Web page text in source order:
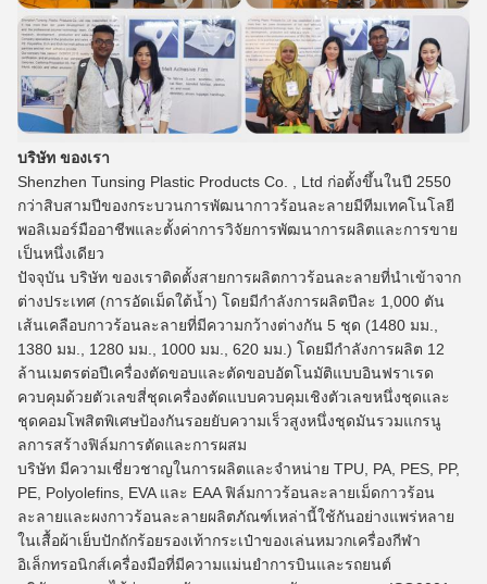
บริษัท ของเรา
Shenzhen Tunsing Plastic Products Co. , Ltd ก่อตั้งขึ้นในปี 2550
กว่าสิบสามปีของกระบวนการพัฒนากาวร้อนละลายมีทีมเทคโนโลยี
พอลิเมอร์มืออาชีพและตั้งค่าการวิจัยการพัฒนาการผลิตและการขาย
เป็นหนึ่งเดียว
ปัจจุบัน บริษัท ของเราติดตั้งสายการผลิตกาวร้อนละลายที่นำเข้าจาก
ต่างประเทศ (การอัดเม็ดใต้น้ำ) โดยมีกำลังการผลิตปีละ 1,000 ตัน
เส้นเคลือบกาวร้อนละลายที่มีความกว้างต่างกัน 5 ชุด (1480 มม.,
1380 มม., 1280 มม., 1000 มม., 620 มม.) โดยมีกำลังการผลิต 12
ล้านเมตรต่อปีเครื่องตัดขอบและตัดขอบอัตโนมัติแบบอินฟราเรด
ควบคุมด้วยตัวเลขสี่ชุดเครื่องตัดแบบควบคุมเชิงตัวเลขหนึ่งชุดและ
ชุดคอมโพสิตพิเศษป้องกันรอยยับความเร็วสูงหนึ่งชุดมันรวมแกรนู
ลการสร้างฟิล์มการตัดและการผสม
บริษัท มีความเชี่ยวชาญในการผลิตและจำหน่าย TPU, PA, PES, PP,
PE, Polyolefins, EVA และ EAA ฟิล์มกาวร้อนละลายเม็ดกาวร้อน
ละลายและผงกาวร้อนละลายผลิตภัณฑ์เหล่านี้ใช้กันอย่างแพร่หลาย
ในเสื้อผ้าเย็บปักถักร้อยรองเท้ากระเป๋าของเล่นหมวกเครื่องกีฬา
อิเล็กทรอนิกส์เครื่องมือที่มีความแม่นยำการบินและรถยนต์